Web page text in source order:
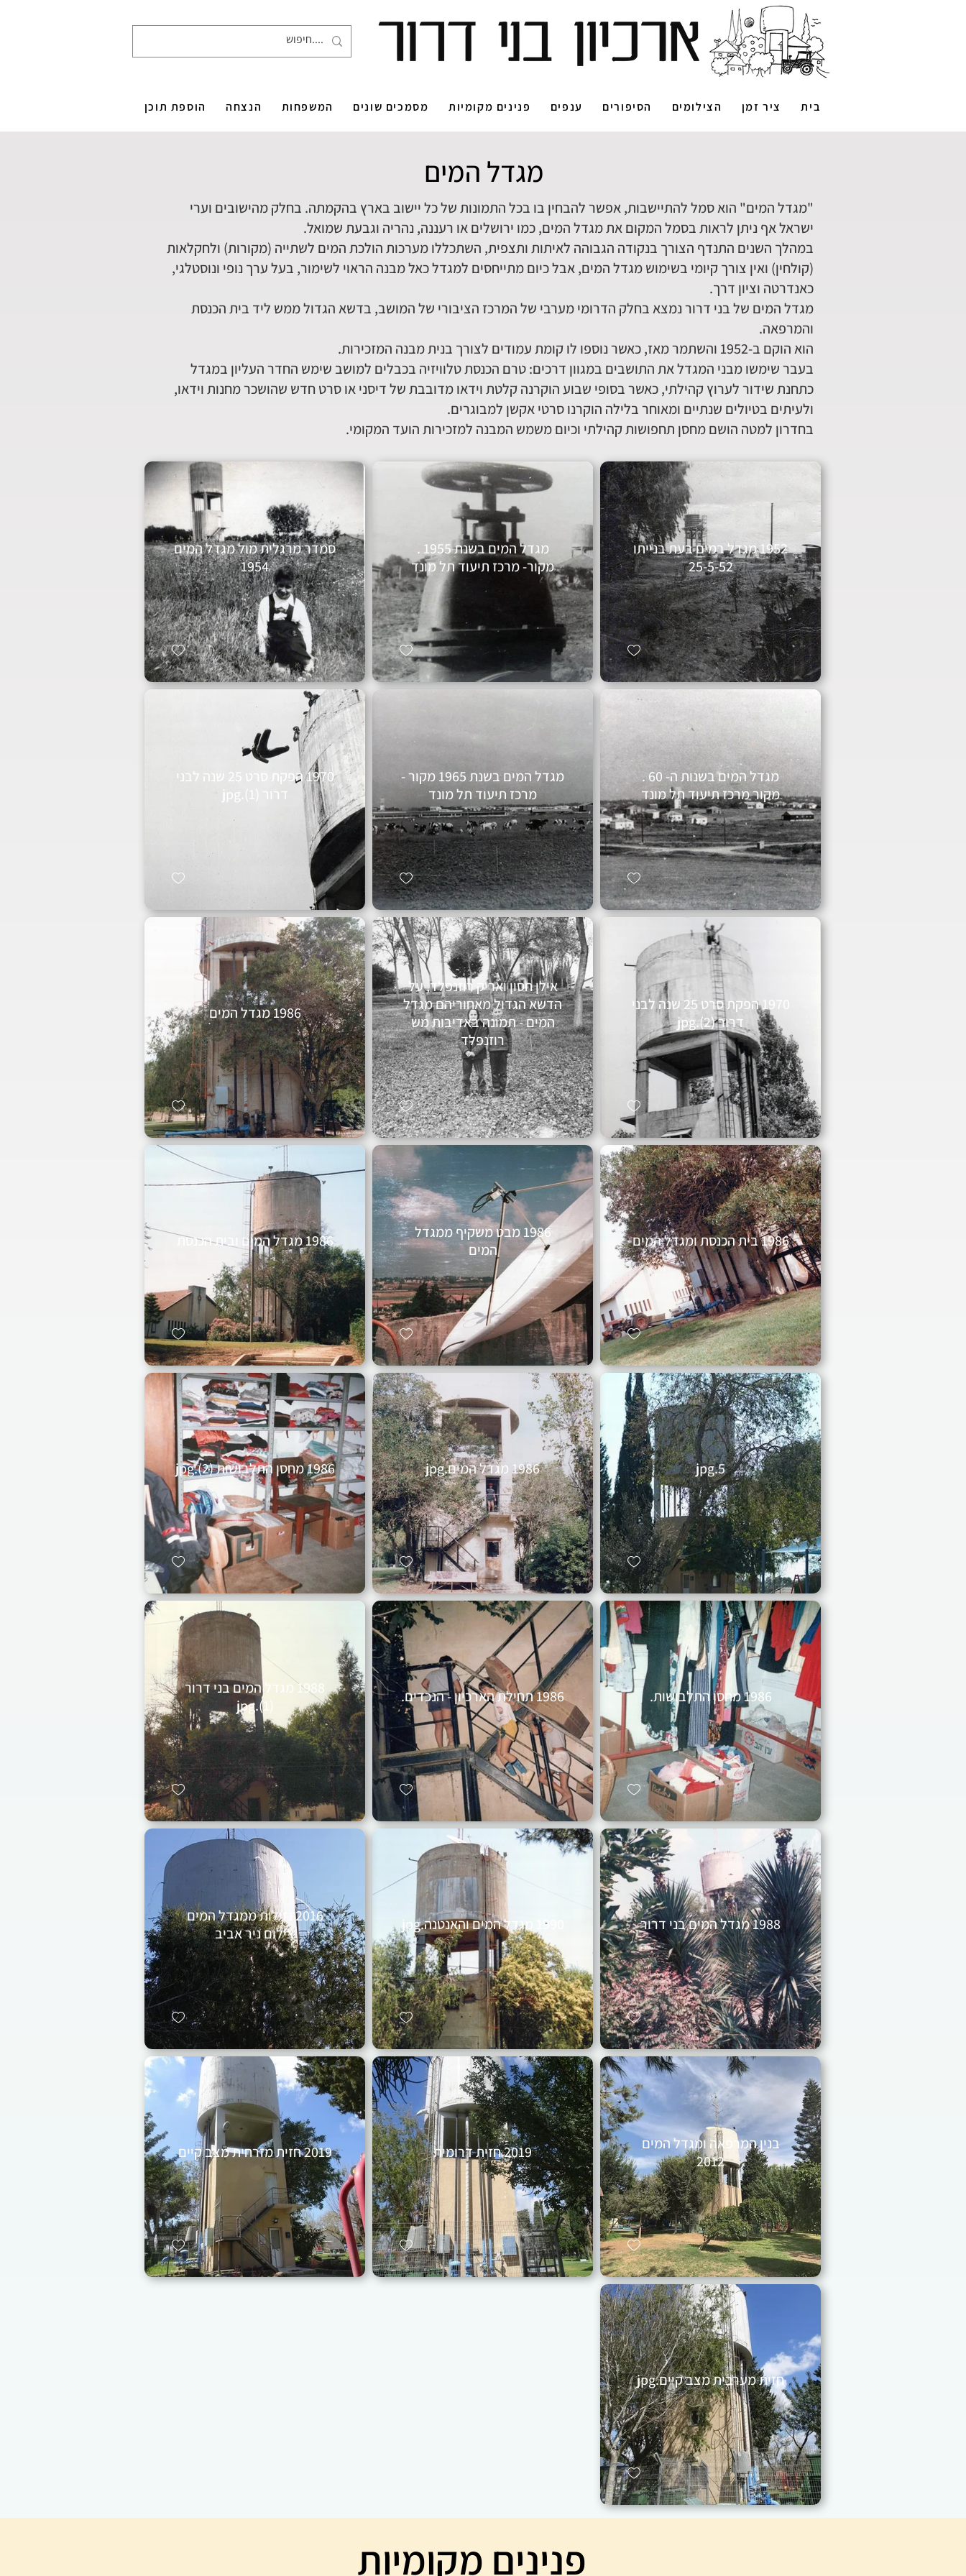
בית ציר זמן הצילומים הסיפורים ענפים פנינים מקומיות מסמכים שונים המשפחות הנצחה הוספת תוכן
מגדל המים
"מגדל המים" הוא סמל להתיישבות, אפשר להבחין בו בכל התמונות של כל יישוב בארץ בהקמתה. בחלק מהישובים וערי
ישראל אף ניתן לראות בסמל המקום את מגדל המים, כמו ירושלים או רעננה, נהריה וגבעת שמואל.
במהלך השנים התנדף הצורך בנקודה הגבוהה לאיתות ותצפית, השתכללו מערכות הולכת המים לשתייה (מקורות) ולחקלאות
(קולחין) ואין צורך קיומי בשימוש מגדל המים, אבל כיום מתייחסים למגדל כאל מבנה הראוי לשימור, בעל ערך נופי ונוסטלגי,
כאנדרטה וציון דרך.
מגדל המים של בני דרור נמצא בחלק הדרומי מערבי של המרכז הציבורי של המושב, בדשא הגדול ממש ליד בית הכנסת
והמרפאה.
הוא הוקם ב-1952 והשתמר מאז, כאשר נוספו לו קומת עמודים לצורך בנית מבנה המזכירות.
בעבר שימשו מבני המגדל את התושבים במגוון דרכים: טרם הכנסת טלוויזיה בכבלים למושב שימש החדר העליון במגדל
כתחנת שידור לערוץ קהילתי, כאשר בסופי שבוע הוקרנה קלטת וידאו מדובבת של דיסני או סרט חדש שהושכר מחנות וידאו,
ולעיתים בטיולים שנתיים ומאוחר בלילה הוקרנו סרטי אקשן למבוגרים.
בחדרון למטה הושם מחסן תחפושות קהילתי וכיום משמש המבנה למזכירות הועד המקומי.
1952 מגדל במים בעת בנייתו
25-5-52
מגדל המים בשנת 1955 .
מקור- מרכז תיעוד תל מונד
סמדר מרגלית מול מגדל המים
1954
מגדל המים בשנות ה- 60 .
מקור מרכז תיעוד תל מונד
מגדל המים בשנת 1965 מקור -
מרכז תיעוד תל מונד
1970 הפקת סרט 25 שנה לבני
דרור (1).jpg
1970 הפקת סרט 25 שנה לבני
דרור (2).jpg
אילן חסון ואריק רוזנפלד, על
הדשא הגדול מאחוריהם מגדל
המים - תמונה באדיבות מש
רוזנפלד
1986 מגדל המים
1986 בית הכנסת ומגדל המים
1986 מבט משקיף ממגדל
המים
1986 מגדל המים ובית הכנסת
5.jpg 1986 מגדל המים.jpg 1986 מחסן התלבושות (2).jpg
1986 מחסן התלבושות. 1986 תחילת הארכיון - הנכדים.
1988 מגדל המים בני דרור
(1).jpg
1988 מגדל המים בני דרור 1990 מגדל המים והאנטנה.jpg
2016 נזילות ממגדל המים
צילום ניר אביב
בנין המרפאה ומגדל המים
2012
2019 חזית דרומית 2019 חזית מזרחית מצב קיים
חזית מערבית מצב קיים.jpg
פנינים מקומיות